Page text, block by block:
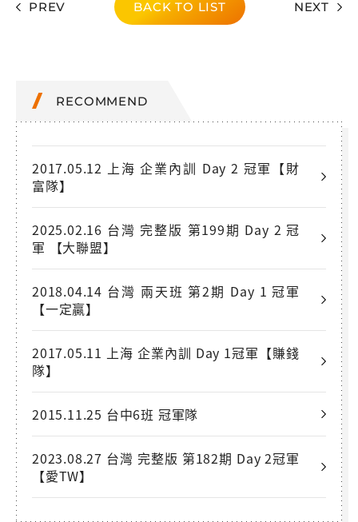
PREV BACK TO LIST NEXT
RECOMMEND
2017.05.12 上海 企業內訓 Day 2 冠軍【財
富隊】
2025.02.16 台灣 完整版 第199期 Day 2 冠
軍 【大聯盟】
2018.04.14 台灣 兩天班 第2期 Day 1 冠軍
【一定贏】
2017.05.11 上海 企業內訓 Day 1冠軍【賺錢
隊】
2015.11.25 台中6班 冠軍隊
2023.08.27 台灣 完整版 第182期 Day 2冠軍
【愛TW】